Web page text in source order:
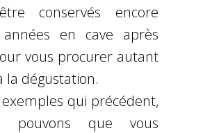
conservés encore
en cave après
vous procurer autant
la dégustation.
qui précédent,
pouvons que vous